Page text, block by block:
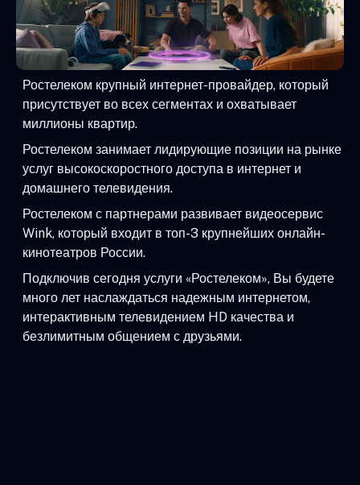
Ростелеком крупный интернет-провайдер, который
присутствует во всех сегментах и охватывает
миллионы квартир.
Ростелеком занимает лидирующие позиции на рынке
услуг высокоскоростного доступа в интернет и
домашнего телевидения.
Ростелеком с партнерами развивает видеосервис
Wink, который входит в топ-3 крупнейших онлайн-
кинотеатров России.
Подключив сегодня услуги «Ростелеком», Вы будете
много лет наслаждаться надежным интернетом,
интерактивным телевидением HD качества и
безлимитным общением с друзьями.